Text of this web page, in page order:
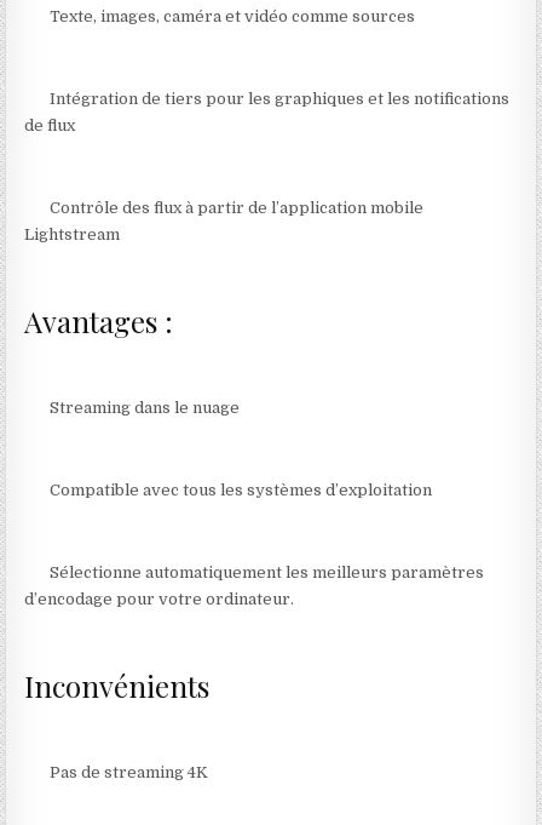
Texte, images, caméra et vidéo comme sources
Intégration de tiers pour les graphiques et les notifications
de flux
Contrôle des flux à partir de l’application mobile
Lightstream
Avantages :
Streaming dans le nuage
Compatible avec tous les systèmes d’exploitation
Sélectionne automatiquement les meilleurs paramètres
d’encodage pour votre ordinateur.
Inconvénients
Pas de streaming 4K